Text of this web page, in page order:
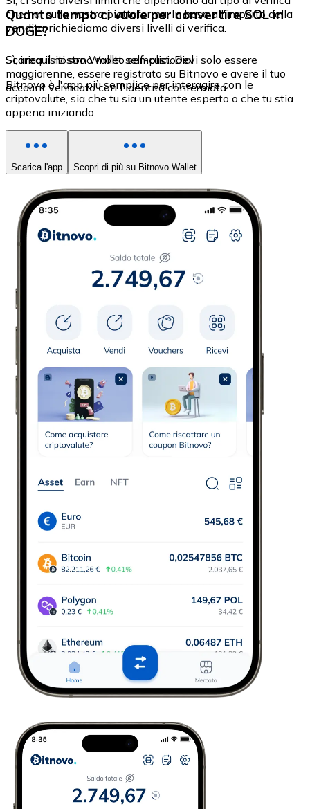
che hai sulla nostra piattaforma. In base all'importo della
vendita, richiediamo diversi livelli di verifica.
Quanto tempo ci vuole per convertire SOL in
DOGE?
Sì, i requisiti sono molto semplici. Devi solo essere
maggiorenne, essere registrato su Bitnovo e avere il tuo
account verificato con l'identità confermata.
Scarica il nostro Wallet self-custodial
Bitnovo è l'app più semplice per interagire con le
criptovalute, sia che tu sia un utente esperto o che tu stia
appena iniziando.
Scarica l'app Scopri di più su Bitnovo Wallet